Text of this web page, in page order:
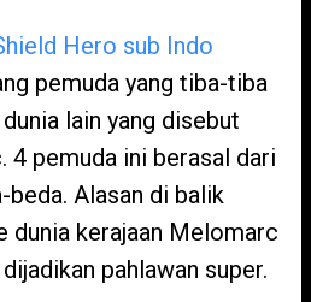
Hero sub Indo
pemuda yang tiba-tiba
lain yang disebut
4 pemuda ini berasal dari
beda. Alasan di balik
dunia kerajaan Melomarc
pahlawan super.